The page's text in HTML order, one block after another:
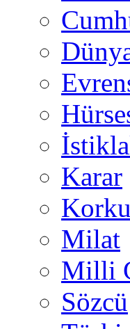
Karar
Milat
Milli
Sözcü